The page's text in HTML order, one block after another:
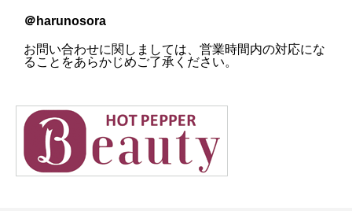
＠harunosora
お問い合わせに関しましては、営業時間内の対応にな
ることをあらかじめご了承ください。